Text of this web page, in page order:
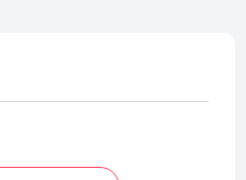
फिल्मों का जादू और उनका